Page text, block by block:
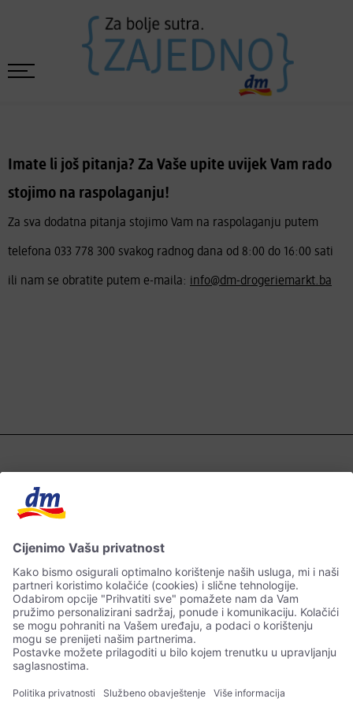
Imate li još pitanja? Za Vaše upite uvijek Vam rado
stojimo na raspolaganju!
Za sva dodatna pitanja stojimo Vam na raspolaganju putem
telefona 033 778 300 svakog radnog dana od 8:00 do 16:00 sati
ili nam se obratite putem e-maila: info@dm-drogeriemarkt.ba